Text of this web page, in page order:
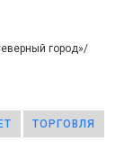
город»/
ТОРГОВЛЯ